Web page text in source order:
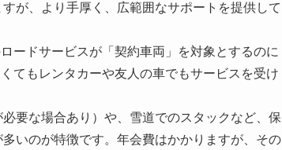
が、より手厚く、広範囲なサポートを提供して
ードサービスが「契約車両」を対象とするのに
てもレンタカーや友人の車でもサービスを受け
要な場合あり）や、雪道でのスタックなど、保
いのが特徴です。年会費はかかりますが、その